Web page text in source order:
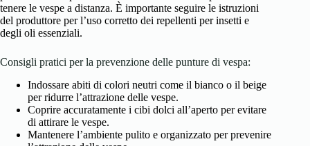
tenere le vespe a distanza. È importante seguire le istruzioni
del produttore per l’uso corretto dei repellenti per insetti e
degli oli essenziali.
Consigli pratici per la prevenzione delle punture di vespa:
Indossare abiti di colori neutri come il bianco o il beige
per ridurre l’attrazione delle vespe.
Coprire accuratamente i cibi dolci all’aperto per evitare
di attirare le vespe.
Mantenere l’ambiente pulito e organizzato per prevenire